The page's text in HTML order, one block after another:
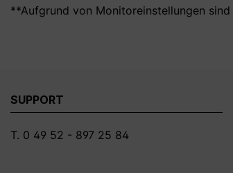
**Aufgrund von Monitoreinstellungen
SUPPORT
T. 0 49 52 - 897 25 84